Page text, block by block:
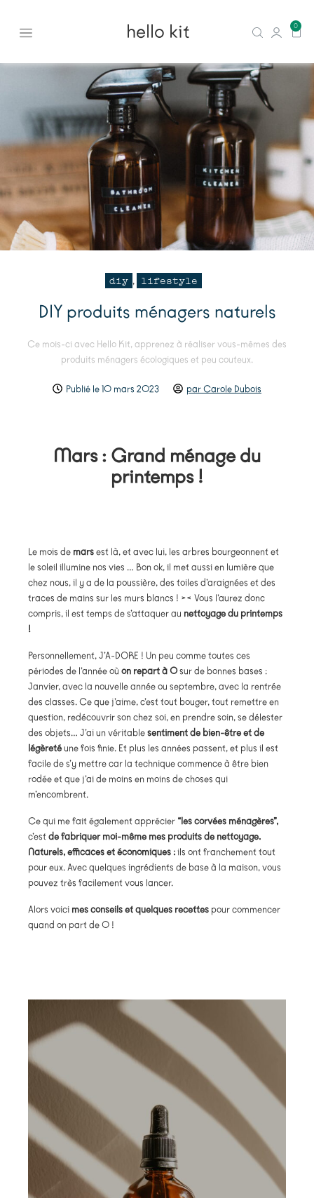
hello kit 0
diy , lifestyle
DIY produits ménagers naturels
Ce mois-ci avec Hello Kit, apprenez à réaliser vous-mêmes des
produits ménagers écologiques et peu couteux.
Publié le10 mars 2023 parCarole Dubois
Mars : Grand ménage du
printemps !
Le mois de marsest là, et avec lui, les arbres bourgeonnent et
le soleil illumine nos vies … Bon ok, il met aussi en lumière que
chez nous, il y a de la poussière, des toiles d’araignées et des
traces de mains sur les murs blancs ! >< Vous l’aurez donc
compris, il est temps de s’attaquer au nettoyage du printemps
!
Personnellement, J’A-DORE ! Un peu comme toutes ces
périodes de l’année où on repart à 0sur de bonnes bases :
Janvier, avec la nouvelle année ou septembre, avec la rentrée
des classes. Ce que j’aime, c’est tout bouger, tout remettre en
question, redécouvrir son chez soi, en prendre soin, se délester
des objets… J’ai un véritablesentiment de bien-être et de
légèretéune fois finie. Et plus les années passent, et plus il est
facile de s’y mettre car la technique commence à être bien
rodée et que j’ai de moins en moins de choses qui
m’encombrent.
Ce qui me fait également apprécier “les corvées ménagères”,
c’est de fabriquer moi-même mes produits de nettoyage.
Naturels, efficaces et économiques :ils ont franchement tout
pour eux. Avec quelques ingrédients de base à la maison, vous
pouvez très facilement vous lancer.
Alors voici mes conseils et quelques recettes pour commencer
quand on part de 0 !